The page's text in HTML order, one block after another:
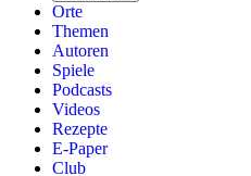
Orte
Themen
Autoren
Spiele
Podcasts
Videos
Rezepte
E-Paper
Club